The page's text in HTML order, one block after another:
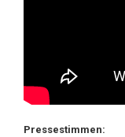
Pressestimmen: